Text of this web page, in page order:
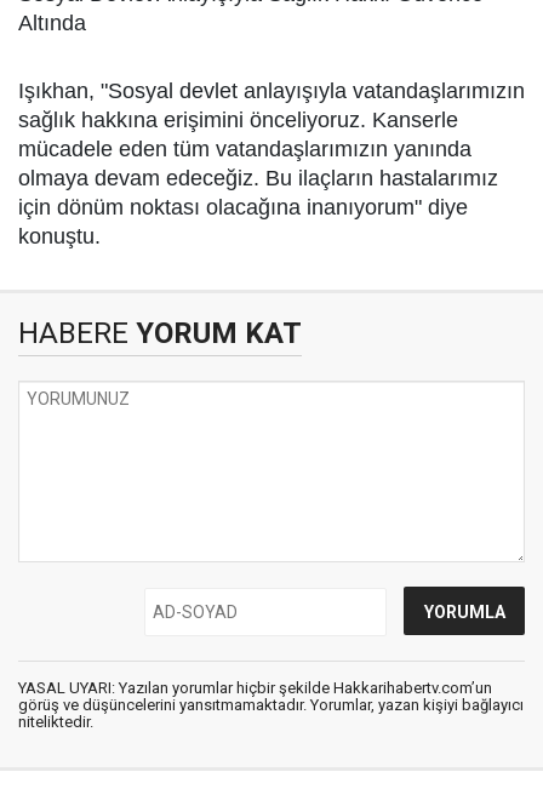
Altında
Işıkhan, "Sosyal devlet anlayışıyla vatandaşlarımızın
sağlık hakkına erişimini önceliyoruz. Kanserle
mücadele eden tüm vatandaşlarımızın yanında
olmaya devam edeceğiz. Bu ilaçların hastalarımız
için dönüm noktası olacağına inanıyorum" diye
konuştu.
HABERE YORUM KAT
YASAL UYARI: Yazılan yorumlar hiçbir şekilde Hakkarihabertv.com’un
görüş ve düşüncelerini yansıtmamaktadır. Yorumlar, yazan kişiyi bağlayıcı
niteliktedir.